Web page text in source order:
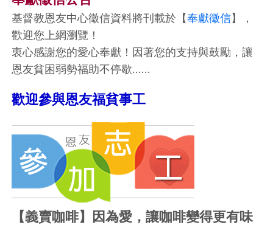
基督教恩友中心徵信資料將刊載於【奉獻徵信】，
歡迎您上網瀏覽！
衷心感謝您的愛心奉獻！因著您的支持與鼓勵，讓
恩友貧困弱勢福助不停歇……
歡迎參與恩友福貧事工
【義賣咖啡】因為愛，讓咖啡變得更有味